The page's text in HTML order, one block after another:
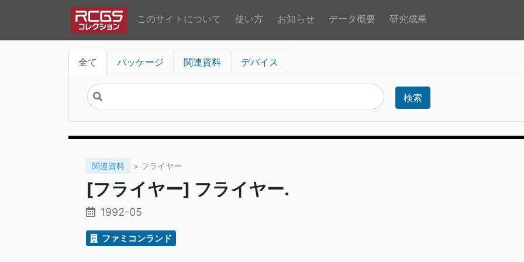
このサイトについて 使い方 お知らせ データ概要 研究成果
全て パッケージ 関連資料 デバイス
検索
関連資料 > フライヤー
[フライヤー] フライヤー.
1992-05
ファミコンランド